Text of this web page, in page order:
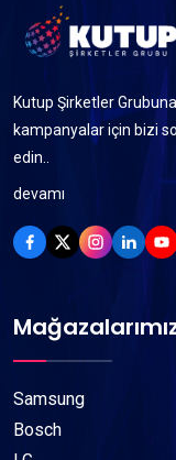
Kutup Şirketler
kampanyalar için bizi
edin..
devamı
Samsung
Bosch